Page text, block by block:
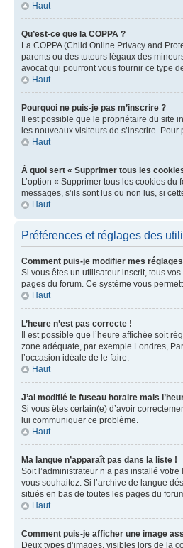
Haut
Qu’est-ce que la COPPA ?
La COPPA (Child Online Privacy and
parents ou des tuteurs légaux des
avocat qui pourront vous fournir ce type
Haut
Pourquoi ne puis-je pas m’inscrire ?
Il est possible que le propriétaire du site
les nouveaux visiteurs de s’inscrire.
Haut
À quoi sert « Supprimer tous les
L’option « Supprimer tous les cookies
messages, s’ils sont lus ou non lus, si
Haut
Préférences et réglages des
Comment puis-je modifier mes
Si vous êtes un utilisateur inscrit, tous
pages du forum. Ce système vous
Haut
L’heure n’est pas correcte !
Il est possible que l’heure affichée soit
zone adéquate, par exemple Londres,
l’occasion idéale de le faire.
Haut
J’ai modifié le fuseau horaire mais
Si vous êtes certain(e) d’avoir
lui communiquer ce problème.
Haut
Ma langue n’apparaît pas dans la liste !
Soit l’administrateur n’a pas installé
vous souhaitez. Si l’archive de langue
situés en bas de toutes les pages du
Haut
Comment puis-je afficher une image
Deux types d’images, visibles lors de la